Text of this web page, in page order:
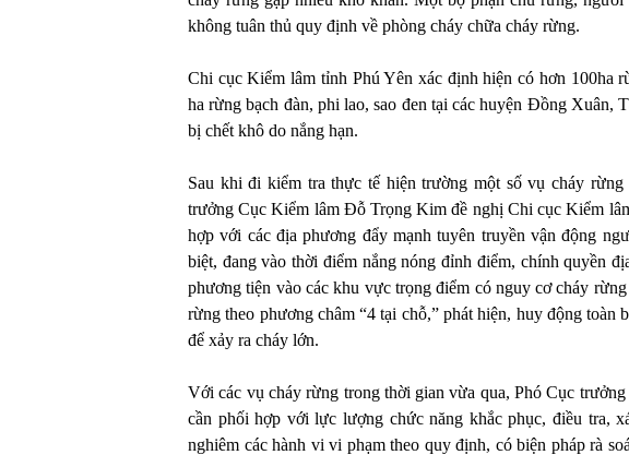
không tuân thủ quy định về phòng cháy chữa cháy rừng.
Chi cục Kiểm lâm tỉnh Phú Yên xác định hiện có hơn 100ha
ha rừng bạch đàn, phi lao, sao đen tại các huyện Đồng Xuân,
bị chết khô do nắng hạn.
Sau khi đi kiểm tra thực tế hiện trường một số vụ cháy
trưởng Cục Kiểm lâm Đỗ Trọng Kim đề nghị Chi cục Kiểm
hợp với các địa phương đẩy mạnh tuyên truyền vận động
biệt, đang vào thời điểm nắng nóng đỉnh điểm, chính quyền
phương tiện vào các khu vực trọng điểm có nguy cơ cháy
rừng theo phương châm “4 tại chỗ,” phát hiện, huy động
để xảy ra cháy lớn.
Với các vụ cháy rừng trong thời gian vừa qua, Phó Cục
cần phối hợp với lực lượng chức năng khắc phục, điều tra,
nghiêm các hành vi vi phạm theo quy định, có biện pháp rà